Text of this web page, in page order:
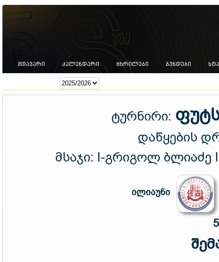
ᲛᲗᲐᲕᲐᲠᲘ ᲙᲐᲚᲔᲜᲓᲐᲠᲘ ᲪᲮᲠᲘᲚᲔᲑᲘ ᲒᲣᲜᲓᲔᲑᲘ
ტურნირი:
დაწყების
მსაჯი: I-გრიგოლ ბლიაძე
ილიაუნი
5